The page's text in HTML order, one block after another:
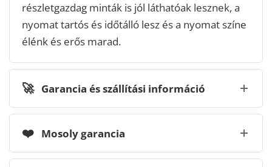
részletgazdag minták is jól láthatóak lesznek, a
nyomat tartós és időtálló lesz és a nyomat színe
élénk és erős marad.
🚀 Garancia és szállítási információ
❤️ Mosoly garancia